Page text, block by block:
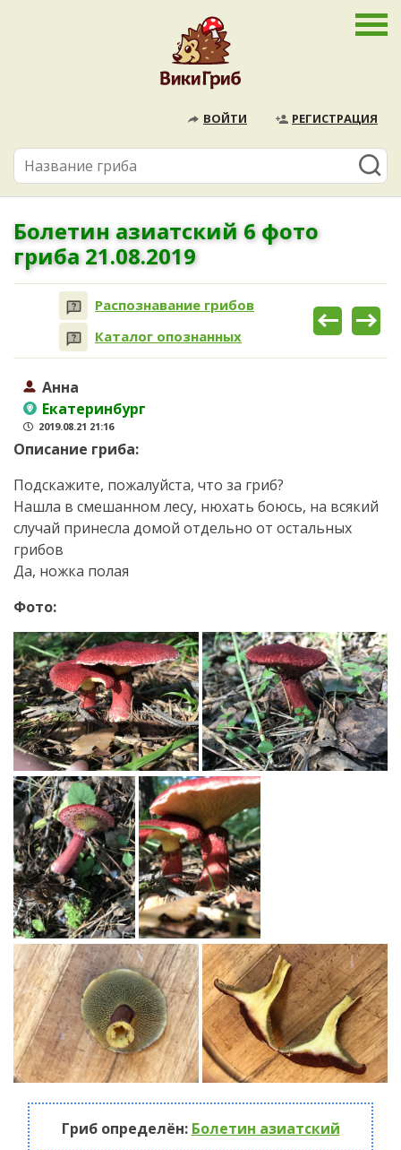
ВОЙТИ РЕГИСТРАЦИЯ
Болетин азиатский 6 фото
гриба 21.08.2019
Распознавание грибов
Каталог опознанных
Анна
Екатеринбург
2019.08.21 21:16
Описание гриба:
Подскажите, пожалуйста, что за гриб?
Нашла в смешанном лесу, нюхать боюсь, на всякий
случай принесла домой отдельно от остальных
грибов
Да, ножка полая
Фото:
Гриб определён: Болетин азиатский